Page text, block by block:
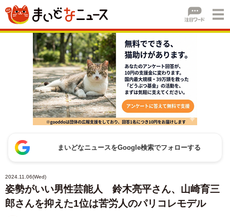
まいどなニュースをGoogle検索でフォローする
2024.11.06(Wed)
姿勢がいい男性芸能人 鈴木亮平さん、山崎育三
郎さんを抑えた1位は苦労人のパリコレモデル